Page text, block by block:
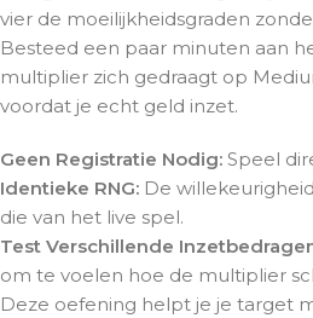
vier de moeilijkheidsgraden
Besteed een paar minuten aan
multiplier zich gedraagt op
voordat je echt geld inzet.
Geen Registratie Nodig: Speel
Identieke RNG: De
die van het live spel.
Test Verschillende
om te voelen hoe de multiplier
Deze oefening helpt je je target